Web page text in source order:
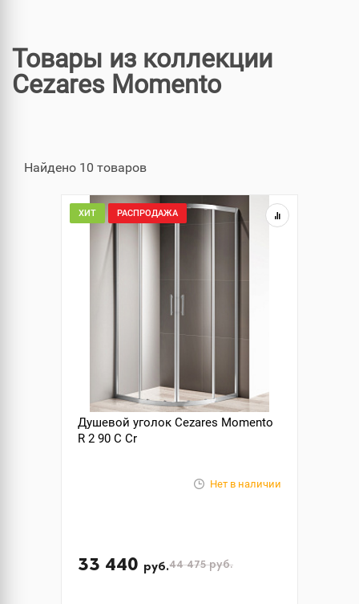
Товары из коллекции
Cezares Momento
Найдено 10 товаров
ХИТ РАСПРОДАЖА
Душевой уголок Cezares Momento
R 2 90 C Cr
Нет в наличии
33 440 руб.44 475руб.